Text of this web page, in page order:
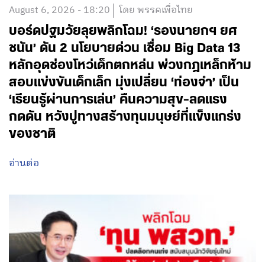
August 6, 2026 - 18:20 โดย พรรคเพื่อไทย
บอร์ดปฐมวัยลุยพลิกโฉม! ‘รองนายกฯ ยศ
ชนัน’ ดัน 2 นโยบายด่วน เชื่อม Big Data 13
หลักอุดช่องโหว่เด็กตกหล่น พ่วงกฎเหล็กห้าม
สอบแข่งขันเด็กเล็ก มุ่งเปลี่ยน ‘ท่องจำ’ เป็น
‘เรียนรู้ผ่านการเล่น’ คืนความสุข-ลดแรง
กดดัน หวังปูทางสร้างทุนมนุษย์ที่แข็งแกร่ง
ของชาติ
อ่านต่อ